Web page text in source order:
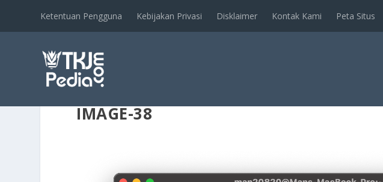
Ketentuan Pengguna Kebijakan Privasi Disklaimer Kontak Kami Peta Situs
IMAGE-38